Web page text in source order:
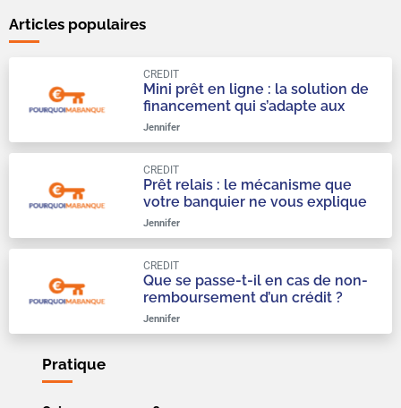
Articles populaires
Mini prêt en ligne : la solution de
financement qui s’adapte aux
urgences du quotidien
CREDIT
Jennifer
Prêt relais : le mécanisme que
votre banquier ne vous explique
qu’à moitié
CREDIT
Jennifer
Que se passe-t-il en cas de non-
remboursement d’un crédit ?
CREDIT
Jennifer
Pratique